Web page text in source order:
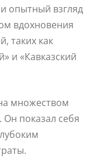
опытный взгляд
вдохновения
таких как
и «Кавказский
множеством
показал себя